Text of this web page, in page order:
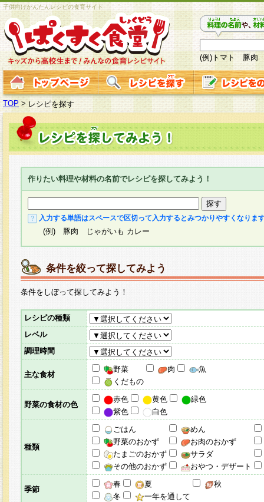
子供向けかんたんレシピの食育サイト
(例)トマト 豚肉
TOP > レシピを探す
作りたい料理や材料の名前でレシピを探してみよう！
入力する単語はスペースで区切って入力するとみつかりやすくなりま
(例) 豚肉 じゃがいも カレー
条件を絞って探してみよう
条件をしぼって探してみよう！
レシピの種類
レベル
調理時間
主な食材
野菜 肉
魚
くだもの
野菜の食材の色
赤色 黄色
緑色
紫色
白色
種類
ごはん
めん
野菜のおかず
お肉のおかず
たまごのおかず
サラダ
その他のおかず
おやつ・デザート
季節
春 夏
秋
冬
一年を通して